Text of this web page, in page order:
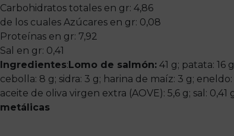
Carbohidratos totales en gr: 4,86
de los cuales Azúcares en gr: 0,08
Proteínas en gr: 7,92
Sal en gr: 0,41
Ingredientes:Lomo de salmón: 41 g; patata: 16
cebolla: 8 g; sidra: 3 g; harina de maíz: 3 g; eneldo:
aceite de oliva virgen extra (AOVE): 5,6 g; sal: 0,41
metálicas